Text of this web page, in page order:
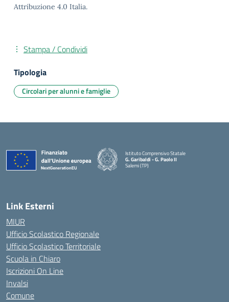
Attribuzione 4.0 Italia.
Stampa / Condividi
Tipologia
Circolari per alunni e famiglie
Istituto Comprensivo Statale
G. Garibaldi - G. Paolo II
Salemi (TP)
Link Esterni
MIUR
Ufficio Scolastico Regionale
Ufficio Scolastico Territoriale
Scuola in Chiaro
Iscrizioni On Line
Invalsi
Comune